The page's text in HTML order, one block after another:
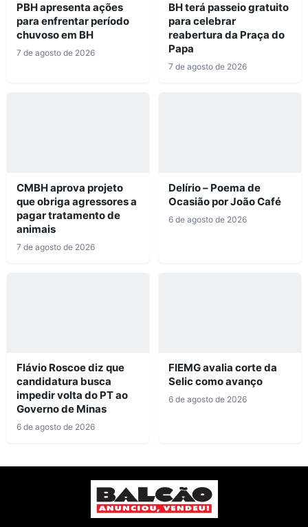
PBH apresenta ações
para enfrentar período
chuvoso em BH
7 de agosto de 2026
BH terá passeio gratuito
para celebrar
reabertura da Praça do
Papa
7 de agosto de 2026
CMBH aprova projeto
que obriga agressores a
pagar tratamento de
animais
7 de agosto de 2026
Delírio – Poema de
Ocasião por João Café
6 de agosto de 2026
Flávio Roscoe diz que
candidatura busca
impedir volta do PT ao
Governo de Minas
6 de agosto de 2026
FIEMG avalia corte da
Selic como avanço
6 de agosto de 2026